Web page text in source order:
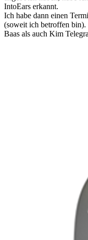
IntoEars erkannt.
Ich habe dann einen
(soweit ich betroffen
Baas als auch Kim